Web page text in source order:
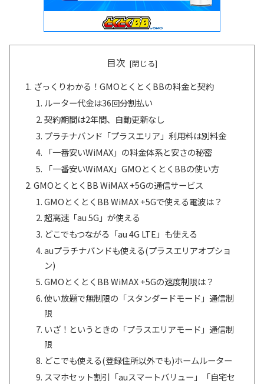
目次
ざっくりわかる！GMOとくとくBBの料金と契約
ルーター代金は36回分割払い
契約期間は2年間、自動更新なし
プラチナバンド「プラスエリア」利用料は別料金
「一番安いWiMAX」の料金体系と安さの秘密
「一番安いWiMAX」GMOとくとくBBの使い方
GMOとくとくBB WiMAX +5Gの通信サービス
GMOとくとくBB WiMAX +5Gで使える電波は？
超高速「au 5G」が使える
どこでもつながる「au 4G LTE」も使える
auプラチナバンドも使える(プラスエリアオプショ
ン)
GMOとくとくBB WiMAX +5Gの速度制限は？
使い放題で無制限の「スタンダードモード」通信制
限
いざ！というときの「プラスエリアモード」通信制
限
どこでも使える(登録住所以外でも)ホームルーター
スマホセット割引「auスマートバリュー」「自宅セ